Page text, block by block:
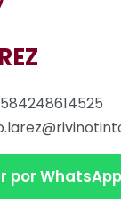
por WhatsApp